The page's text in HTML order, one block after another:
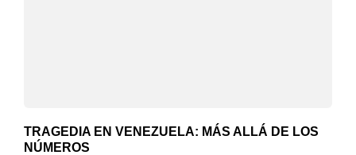
TRAGEDIA EN VENEZUELA: MÁS ALLÁ DE LOS
NÚMEROS